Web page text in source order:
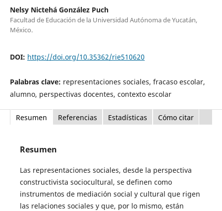
Nelsy Nictehá González Puch
Facultad de Educación de la Universidad Autónoma de Yucatán,
México.
DOI: https://doi.org/10.35362/rie510620
Palabras clave: representaciones sociales, fracaso escolar,
alumno, pers­pec­­tivas docentes, contexto escolar
Resumen Referencias Estadísticas Cómo citar
Resumen
Las representaciones sociales, desde la perspectiva
construc­tivista sociocultural, se definen como
instrumentos de mediación social y cultural que rigen
las relaciones sociales y que, por lo mismo, están